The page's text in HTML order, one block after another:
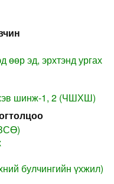
өөр эд, эрхтэнд ургах
шинж-1, 2 (ЧШХШ)
булчингийн үхжил)